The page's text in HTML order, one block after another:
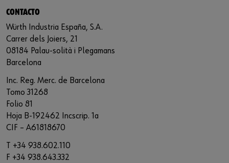
CONTACTO
Würth Industria España, S.A.
Carrer dels Joiers, 21
08184 Palau-solità i Plegamans
Barcelona
Inc. Reg. Merc. de Barcelona
Tomo 31268
Folio 81
Hoja B-192462 Incscrip. 1a
CIF – A61818670
T +34 938.602.110
F +34 938.643.332